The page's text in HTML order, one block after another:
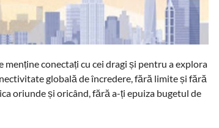
conectați cu cei dragi și pentru a explora
globală de încredere, fără limite și fără
oriunde și oricând, fără a-ți epuiza bugetul de